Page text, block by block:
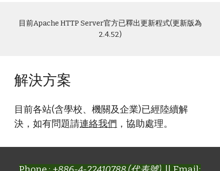
目前Apache HTTP Server官方已釋出更新程式(更新版為
2.4.52)
解決方案
目前各站(含學校、機關及企業)已經陸續解
決，如有問題請連絡我們 ，協助處理。